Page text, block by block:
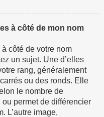
à côté de mon nom
côté de votre nom
un sujet. Une d’elles
rang, généralement
ou des ronds. Elle
le nombre de
permet de différencier
L’autre image,